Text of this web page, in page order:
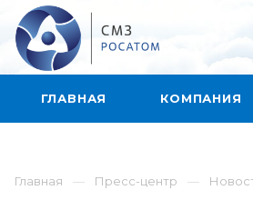
ГЛАВНАЯ КОМПАНИЯ
Главная Пресс-центр